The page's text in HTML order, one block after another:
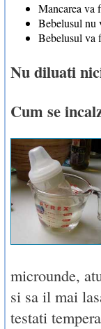
Mancarea va
Bebelusul nu
Bebelusul va
Nu diluati
Cum se
microunde,
si sa il mai
testati